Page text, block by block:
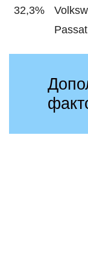
32,3%
Passat